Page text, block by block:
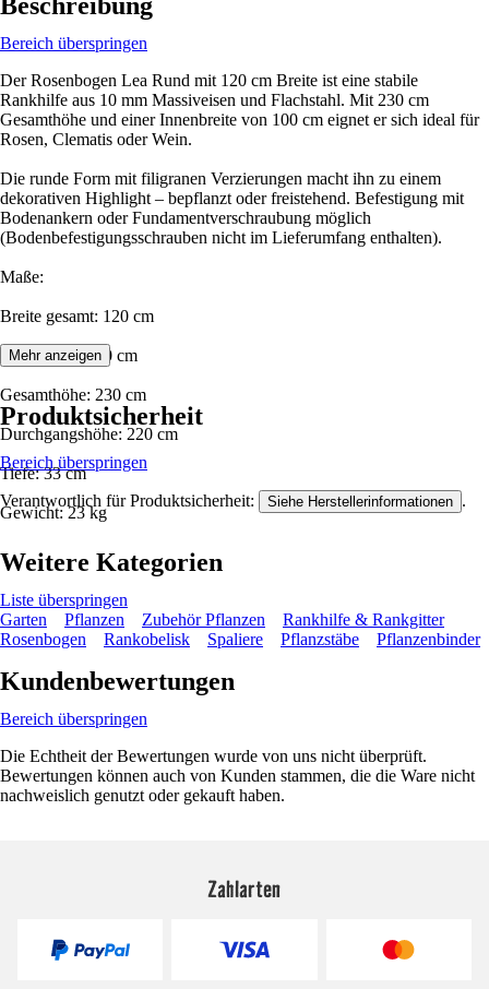
Bereich überspringen
Der Rosenbogen Lea Rund mit 120 cm Breite ist eine stabile
Rankhilfe aus 10 mm Massiveisen und Flachstahl. Mit 230 cm
Gesamthöhe und einer Innenbreite von 100 cm eignet er sich ideal für
Rosen, Clematis oder Wein.
Die runde Form mit filigranen Verzierungen macht ihn zu einem
dekorativen Highlight – bepflanzt oder freistehend. Befestigung mit
Bodenankern oder Fundamentverschraubung möglich
(Bodenbefestigungsschrauben nicht im Lieferumfang enthalten).
Maße:
Breite gesamt: 120 cm
Innenbreite: 100 cm
Gesamthöhe: 230 cm
Durchgangshöhe: 220 cm
Tiefe: 33 cm
Gewicht: 23 kg
Mehr anzeigen
Produktsicherheit
Bereich überspringen
Verantwortlich für Produktsicherheit: Siehe Herstellerinformationen .
Weitere Kategorien
Liste überspringen
Garten
Pflanzen Zubehör Pflanzen
Rankhilfe & Rankgitter
Rosenbogen
Rankobelisk Spaliere Pflanzstäbe Pflanzenbinder
Kundenbewertungen
Bereich überspringen
Die Echtheit der Bewertungen wurde von uns nicht überprüft.
Bewertungen können auch von Kunden stammen, die die Ware nicht
nachweislich genutzt oder gekauft haben.
Zahlarten